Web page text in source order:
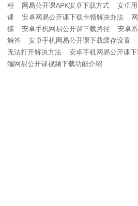
程
网易公开课APK安卓下载方式
安卓
课
安卓网易公开课下载卡顿解决办法
接
安卓手机网易公开课下载路径
安卓
解答
安卓手机网易公开课下载缓存设置
无法打开解决方法
安卓手机网易公开课
端网易公开课视频下载功能介绍